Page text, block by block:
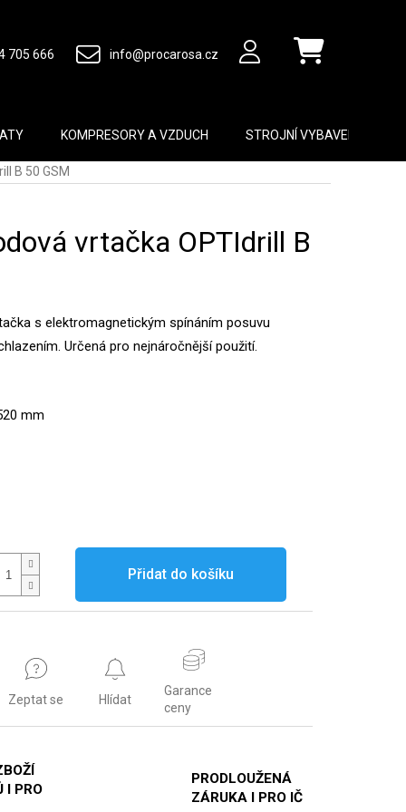
705 666 info@procarosa.cz Nákupní košík
KOMPRESORY A VZDUCH STROJNÍ VYBAVENÍ
B 50 GSM
vrtačka OPTIdrill B
s elektromagnetickým spínáním posuvu
Určená pro nejnáročnější použití.
mm
Přidat do košíku
Zeptat se Hlídat
Garance
ceny
I PRO
PRODLOUŽENÁ
ZÁRUKA I PRO IČ